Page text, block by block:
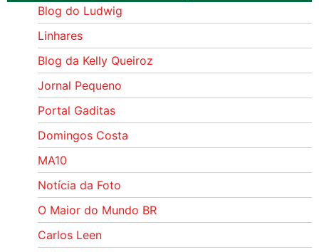
Blog do Ludwig
Linhares
Blog da Kelly Queiroz
Jornal Pequeno
Portal Gaditas
Domingos Costa
MA10
Notícia da Foto
O Maior do Mundo BR
Carlos Leen